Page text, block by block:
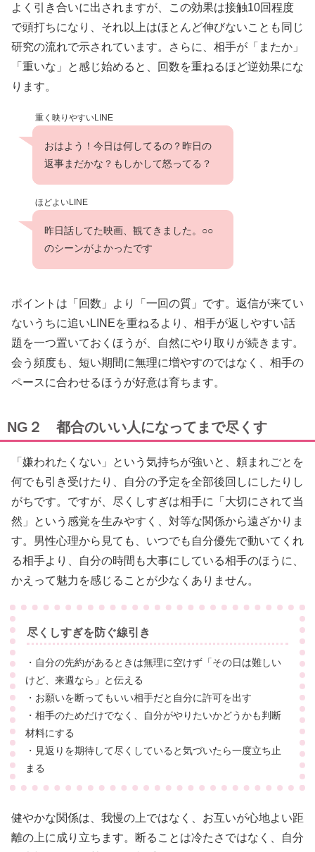
よく引き合いに出されますが、この効果は接触10回程度
で頭打ちになり、それ以上はほとんど伸びないことも同じ
研究の流れで示されています。さらに、相手が「またか」
「重いな」と感じ始めると、回数を重ねるほど逆効果にな
ります。
重く映りやすいLINE
おはよう！今日は何してるの？昨日の
返事まだかな？もしかして怒ってる？
ほどよいLINE
昨日話してた映画、観てきました。○○
のシーンがよかったです
ポイントは「回数」より「一回の質」です。返信が来てい
ないうちに追いLINEを重ねるより、相手が返しやすい話
題を一つ置いておくほうが、自然にやり取りが続きます。
会う頻度も、短い期間に無理に増やすのではなく、相手の
ペースに合わせるほうが好意は育ちます。
NG２ 都合のいい人になってまで尽くす
「嫌われたくない」という気持ちが強いと、頼まれごとを
何でも引き受けたり、自分の予定を全部後回しにしたりし
がちです。ですが、尽くしすぎは相手に「大切にされて当
然」という感覚を生みやすく、対等な関係から遠ざかりま
す。男性心理から見ても、いつでも自分優先で動いてくれ
る相手より、自分の時間も大事にしている相手のほうに、
かえって魅力を感じることが少なくありません。
尽くしすぎを防ぐ線引き
・自分の先約があるときは無理に空けず「その日は難しい
けど、来週なら」と伝える
・お願いを断ってもいい相手だと自分に許可を出す
・相手のためだけでなく、自分がやりたいかどうかも判断
材料にする
・見返りを期待して尽くしていると気づいたら一度立ち止
まる
健やかな関係は、我慢の上ではなく、お互いが心地よい距
離の上に成り立ちます。断ることは冷たさではなく、自分